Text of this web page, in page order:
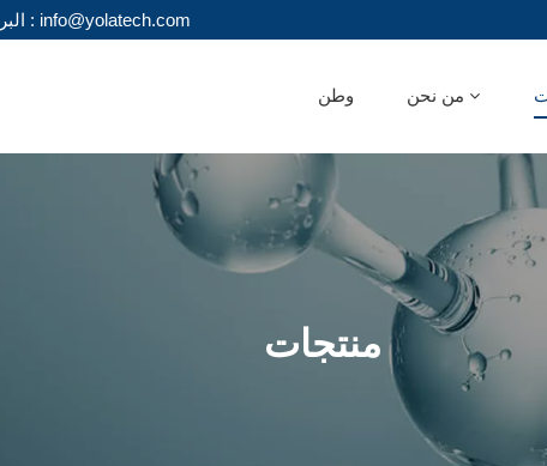
البريد الإلكتروني : info@yolatech.com
وطن من نحن
منتجات